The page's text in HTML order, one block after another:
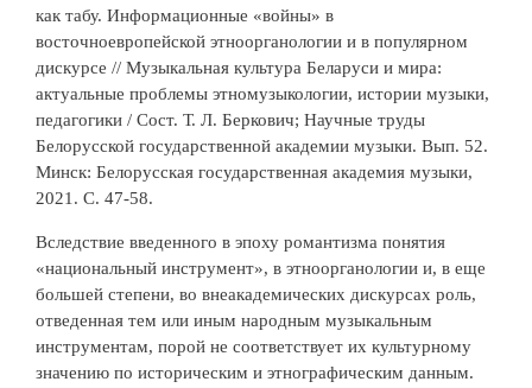
как табу. Информационные «войны» в
восточноевропейской этноорганологии и в популярном
дискурсе // Музыкальная культура Беларуси и мира:
актуальные проблемы этномузыкологии, истории музыки,
педагогики / Сост. Т. Л. Беркович; Научные труды
Белорусской государственной академии музыки. Вып. 52.
Минск: Белорусская государственная академия музыки,
2021. С. 47-58.
Вследствие введенного в эпоху романтизма понятия
«национальный инструмент», в этноорганологии и, в еще
большей степени, во внеакадемических дискурсах роль,
отведенная тем или иным народным музыкальным
инструментам, порой не соответствует их культурному
значению по историческим и этнографическим данным.